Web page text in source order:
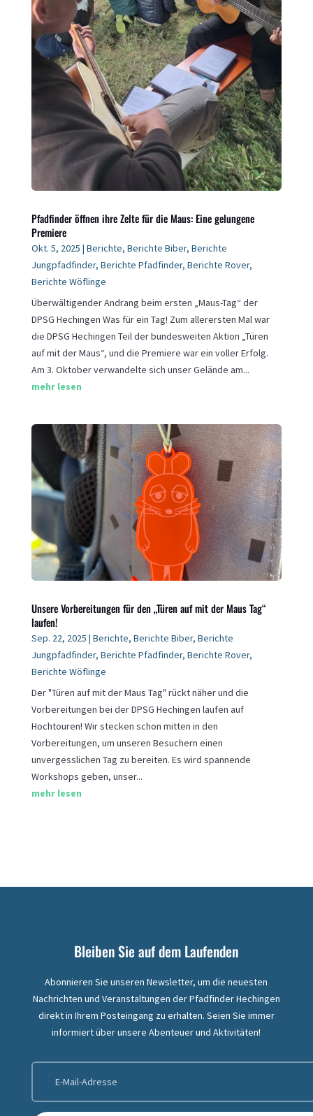
Pfadfinder öffnen ihre Zelte für die Maus: Eine gelungene
Premiere
Okt. 5, 2025 | Berichte, Berichte Biber, Berichte
Jungpfadfinder, Berichte Pfadfinder, Berichte Rover,
Berichte Wöflinge
Überwältigender Andrang beim ersten „Maus-Tag“ der
DPSG Hechingen Was für ein Tag! Zum allerersten Mal war
die DPSG Hechingen Teil der bundesweiten Aktion „Türen
auf mit der Maus“, und die Premiere war ein voller Erfolg.
Am 3. Oktober verwandelte sich unser Gelände am...
mehr lesen
Unsere Vorbereitungen für den „Türen auf mit der Maus Tag“
laufen!
Sep. 22, 2025 | Berichte, Berichte Biber, Berichte
Jungpfadfinder, Berichte Pfadfinder, Berichte Rover,
Berichte Wöflinge
Der "Türen auf mit der Maus Tag" rückt näher und die
Vorbereitungen bei der DPSG Hechingen laufen auf
Hochtouren! Wir stecken schon mitten in den
Vorbereitungen, um unseren Besuchern einen
unvergesslichen Tag zu bereiten. Es wird spannende
Workshops geben, unser...
mehr lesen
Bleiben Sie auf dem Laufenden
Abonnieren Sie unseren Newsletter, um die neuesten
Nachrichten und Veranstaltungen der Pfadfinder Hechingen
direkt in Ihrem Posteingang zu erhalten. Seien Sie immer
informiert über unsere Abenteuer und Aktivitäten!